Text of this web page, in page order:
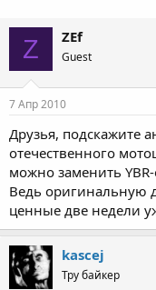
Z ZEf
Guest
7 Апр 2010
Друзья, подскажите
отечественного
можно заменить
Ведь оригинальную
ценные две недели
kascej
Тру байкер